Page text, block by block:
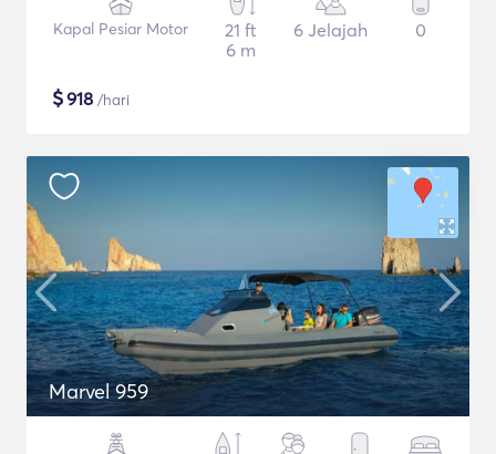
Kapal Pesiar Motor
21 ft
6 m
6 Jelajah 0
$918 /hari
Marvel 959